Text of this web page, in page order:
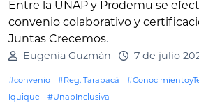
Entre la UNAP y Prodemu se
convenio colaborativo y
Juntas Crecemos.
Eugenia Guzmán 7 de julio
#convenio #Reg. Tarapacá
Iquique
#UnapInclusiva